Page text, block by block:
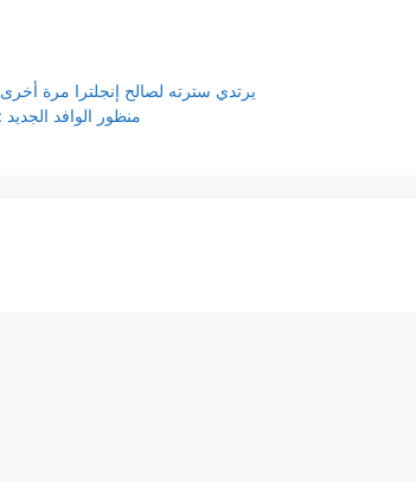
Eng vs NZ، الاختبار الثاني – متفتت ولكنه لا يزال لائقًا، Root يرتدي سترته لصالح إنجلترا مرة أخرى
حصى الصحراء على شوكة التعليق F132ONE من DT Swiss: منظور الوافد الجديد